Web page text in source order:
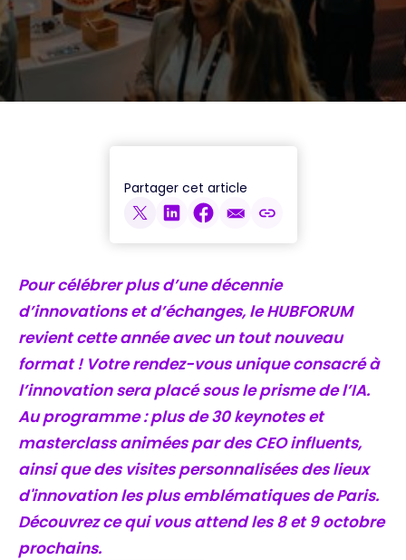
Partager cet article
Pour célébrer plus d’une décennie
d’innovations et d’échanges, le HUBFORUM
revient cette année avec un tout nouveau
format ! Votre rendez-vous unique consacré à
l’innovation sera placé sous le prisme de l’IA.
Au programme : plus de 30 keynotes et
masterclass animées par des CEO influents,
ainsi que des visites personnalisées des lieux
d'innovation les plus emblématiques de Paris.
Découvrez ce qui vous attend les 8 et 9 octobre
prochains.